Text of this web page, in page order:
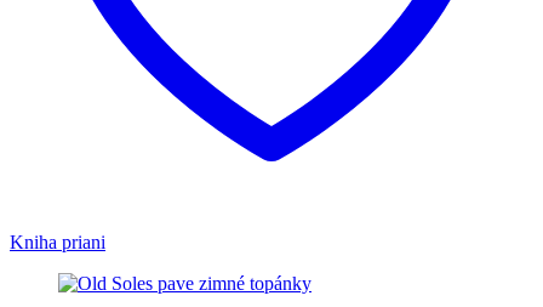
Kniha priani